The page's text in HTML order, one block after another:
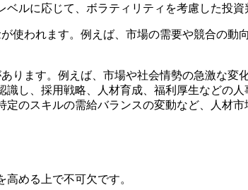
ルに応じて、ボラティリティを考慮した投資
使われます。例えば、市場の需要や競合の動
ります。例えば、市場や社会情勢の急激な変
し、採用戦略、人材育成、福利厚生などの
のスキルの需給バランスの変動など、人材
める上で不可欠です。